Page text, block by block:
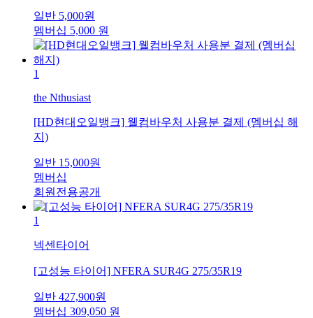
일반 5,000원
멤버십 5,000 원
1
the Nthusiast
[HD현대오일뱅크] 웰컴바우처 사용분 결제 (멤버십 해
지)
일반 15,000원
멤버십
회원전용공개
1
넥센타이어
[고성능 타이어] NFERA SUR4G 275/35R19
일반 427,900원
멤버십 309,050 원